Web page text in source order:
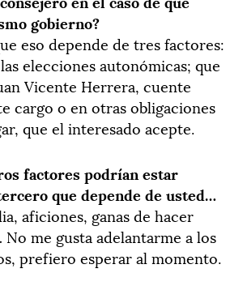
gobierno?
eso depende de tres factores:
elecciones autonómicas; que
Vicente Herrera, cuente
cargo o en otras obligaciones
que el interesado acepte.
factores podrían estar
que depende de usted…
aficiones, ganas de hacer
No me gusta adelantarme a los
prefiero esperar al momento.